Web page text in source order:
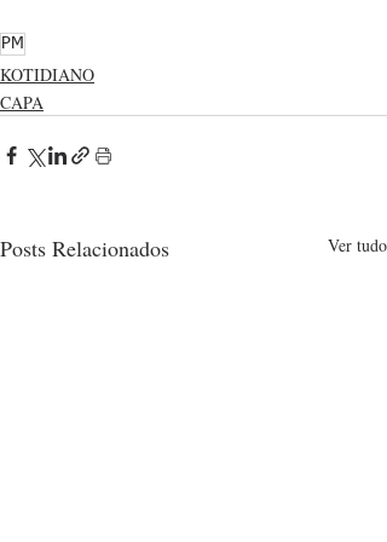
PM
KOTIDIANO
CAPA
Posts Relacionados Ver tudo